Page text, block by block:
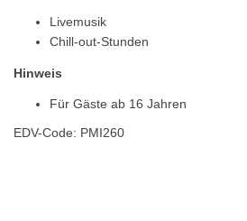
Livemusik
Chill-out-Stunden
Hinweis
Für Gäste ab 16 Jahren
EDV-Code: PMI260